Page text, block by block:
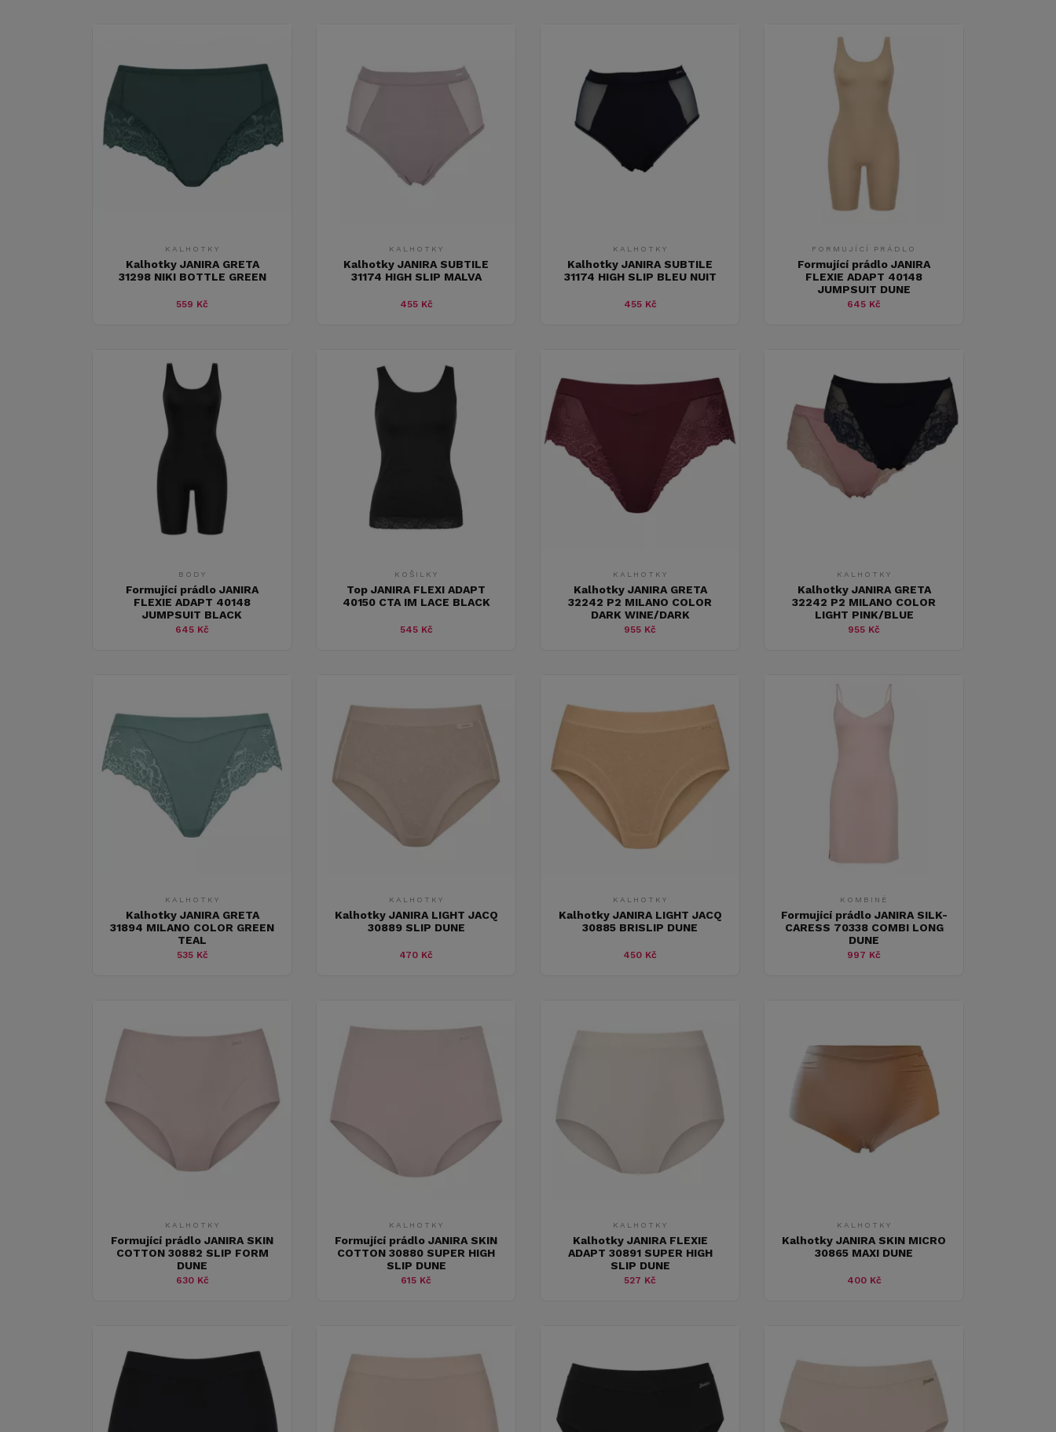
KALHOTKY
Kalhotky JANIRA GRETA
31298 NIKI BOTTLE GREEN
559 Kč
KALHOTKY
Kalhotky JANIRA SUBTILE
31174 HIGH SLIP MALVA
455 Kč
KALHOTKY
Kalhotky JANIRA SUBTILE
31174 HIGH SLIP BLEU NUIT
455 Kč
FORMUJÍCÍ PRÁDLO
Formující prádlo JANIRA
FLEXIE ADAPT 40148
JUMPSUIT DUNE
645 Kč
BODY
Formující prádlo JANIRA
FLEXIE ADAPT 40148
JUMPSUIT BLACK
645 Kč
KOŠILKY
Top JANIRA FLEXI ADAPT
40150 CTA IM LACE BLACK
545 Kč
KALHOTKY
Kalhotky JANIRA GRETA
32242 P2 MILANO COLOR
DARK WINE/DARK
955 Kč
KALHOTKY
Kalhotky JANIRA GRETA
32242 P2 MILANO COLOR
LIGHT PINK/BLUE
955 Kč
KALHOTKY
Kalhotky JANIRA GRETA
31894 MILANO COLOR GREEN
TEAL
535 Kč
KALHOTKY
Kalhotky JANIRA LIGHT JACQ
30889 SLIP DUNE
470 Kč
KALHOTKY
Kalhotky JANIRA LIGHT JACQ
30885 BRISLIP DUNE
450 Kč
KOMBINÉ
Formující prádlo JANIRA SILK-
CARESS 70338 COMBI LONG
DUNE
997 Kč
KALHOTKY
Formující prádlo JANIRA SKIN
COTTON 30882 SLIP FORM
DUNE
630 Kč
KALHOTKY
Formující prádlo JANIRA SKIN
COTTON 30880 SUPER HIGH
SLIP DUNE
615 Kč
KALHOTKY
Kalhotky JANIRA FLEXIE
ADAPT 30891 SUPER HIGH
SLIP DUNE
527 Kč
KALHOTKY
Kalhotky JANIRA SKIN MICRO
30865 MAXI DUNE
400 Kč